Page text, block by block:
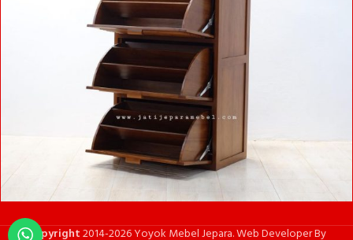
Copyright2014-2026 Yoyok Mebel Jepara. Web Developer By